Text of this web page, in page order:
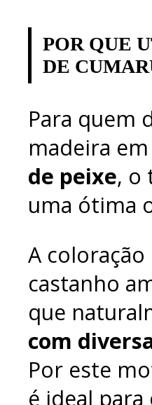
POR QUE
DE
Para quem
madeira em
de peixe, o
uma ótima
A
castanho
que
com
Por este
é ideal